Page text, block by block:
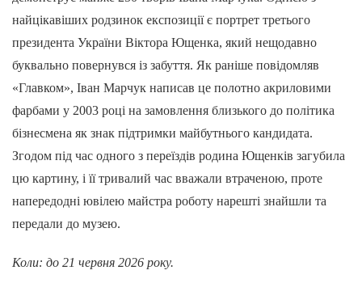
найцікавіших родзинок експозиції є портрет третього
президента України Віктора Ющенка, який нещодавно
буквально повернувся із забуття. Як раніше повідомляв
«Главком», Іван Марчук написав це полотно акриловими
фарбами у 2003 році на замовлення близького до політика
бізнесмена як знак підтримки майбутнього кандидата.
Згодом під час одного з переїздів родина Ющенків загубила
цю картину, і її тривалий час вважали втраченою, проте
напередодні ювілею майстра роботу нарешті знайшли та
передали до музею.
Коли: до 21 червня 2026 року.